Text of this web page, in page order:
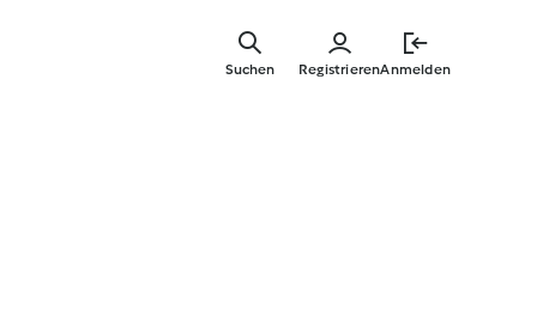
RegistrierenAnmelden
Suchen